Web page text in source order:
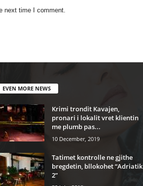
next time I comment.
EVEN MORE NEWS
Krimi trondit Kavajen,
pronari i lokalit vret klientin
me plumb pas...
10 December, 2019
Tatimet kontrolle ne gjithe
bregdetin, bllokohet “Adriatik
2”